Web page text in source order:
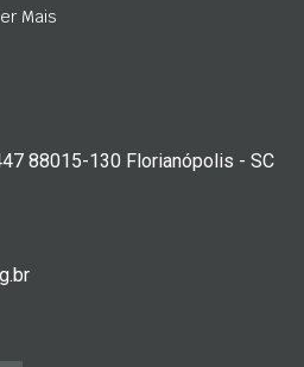
Mais
88015-130 Florianópolis - SC